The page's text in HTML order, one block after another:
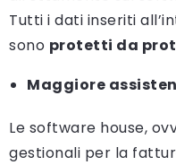
Tutti i dati inseriti
sono protetti da
Maggiore
Le software house,
gestionali per la